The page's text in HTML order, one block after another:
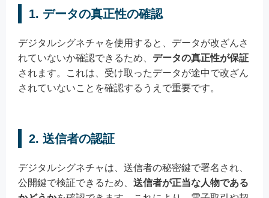
1. データの真正性の確認
デジタルシグネチャを使用すると、データが改ざんさ
れていないか確認できるため、 データの真正性が保証
されます。これは、受け取ったデータが途中で改ざん
されていないことを確認するうえで重要です。
2. 送信者の認証
デジタルシグネチャは、送信者の秘密鍵で署名され、
公開鍵で検証できるため、 送信者が正当な人物である